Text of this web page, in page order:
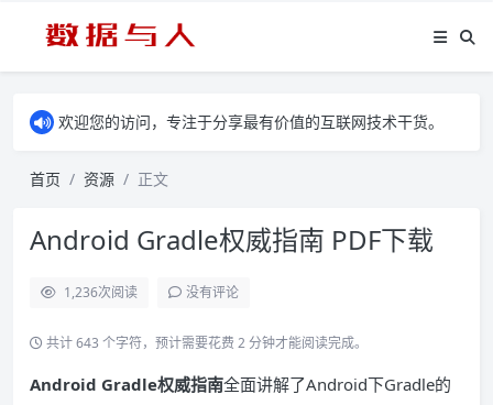
欢迎您的访问，专注于分享最有价值的互联网技术干货。
首页 资源 正文
Android Gradle权威指南 PDF下载
1,236次阅读 没有评论
共计 643 个字符，预计需要花费 2 分钟才能阅读完成。
Android Gradle权威指南全面讲解了Android下Gradle的